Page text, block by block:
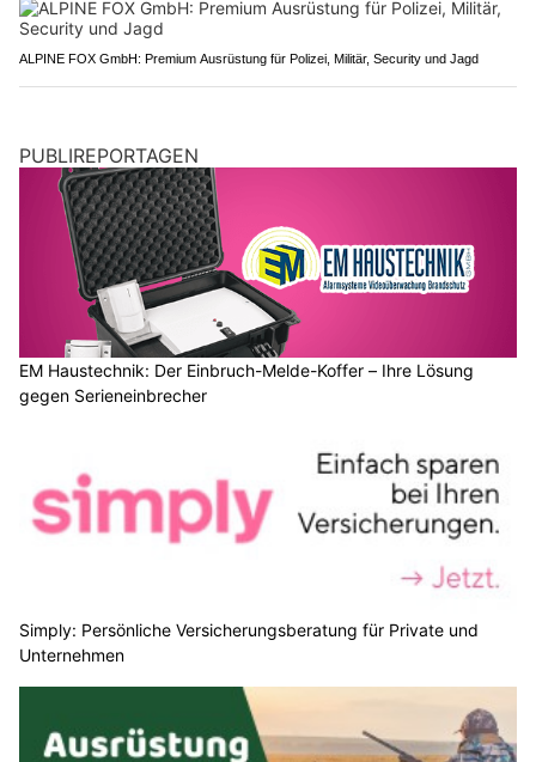
ALPINE FOX GmbH: Premium Ausrüstung für Polizei, Militär, Security und Jagd
PUBLIREPORTAGEN
EM Haustechnik: Der Einbruch-Melde-Koffer – Ihre Lösung
gegen Serieneinbrecher
Simply: Persönliche Versicherungsberatung für Private und
Unternehmen